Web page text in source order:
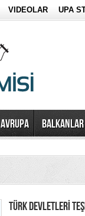
VIDEOLAR UPA
AVRUPA BALKANLAR
TÜRK DEVLETLERİ